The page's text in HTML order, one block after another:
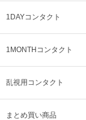
1DAYコンタクト
1MONTHコンタクト
乱視用コンタクト
まとめ買い商品